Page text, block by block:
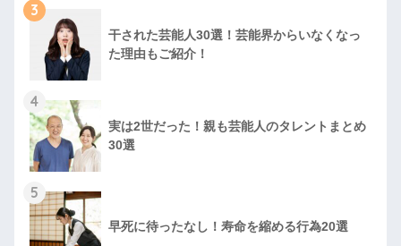
3
干された芸能人30選！芸能界からいなくなっ
た理由もご紹介！
4
実は2世だった！親も芸能人のタレントまとめ
30選
5
早死に待ったなし！寿命を縮める行為20選